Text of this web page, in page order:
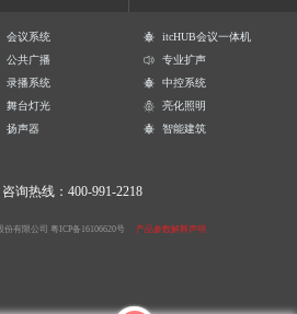
会议系统
itcHUB会议一体机
公共广播
专业扩声
录播系统
中控系统
舞台灯光
亮化照明
扬声器
智能建筑
咨询热线：400-991-2218
份有限公司 粤ICP备16106620号 产品参数解释声明